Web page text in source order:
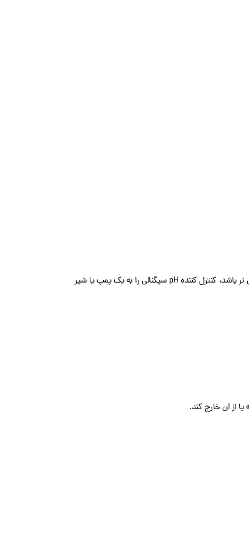
کنترل کننده pH با استفاده از حسگر pH برای اندازه گیری سطح pH محلول استفاده می کند. نحوه کار کنترل کننده ph به گونه ای است که اگر سطح pH محلول از نقطه تنظیم بالاتر یا پایین تر باشد، کنترل کننده pH سیگنالی را به یک پمپ یا شیر